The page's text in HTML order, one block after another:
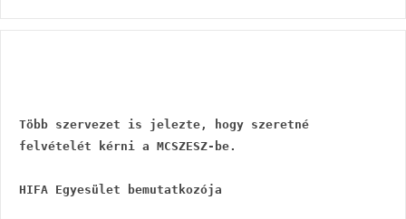
Több szervezet is jelezte, hogy szeretné
felvételét kérni a MCSZESZ-be.
HIFA Egyesület bemutatkozója